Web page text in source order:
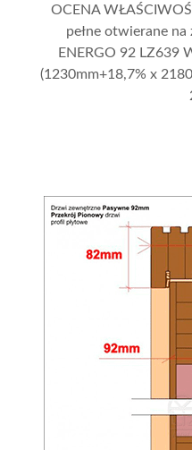
OCENA
pełne otwierane
ENERGO 92 LZ639
(1230mm+18,7% x